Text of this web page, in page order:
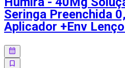
Seringa Preenchida
Aplicador +Env